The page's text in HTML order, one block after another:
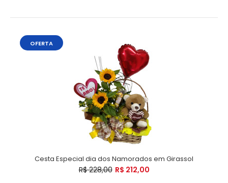
OFERTA
Cesta Especial dia dos Namorados em Girassol
R$ 228,00 R$ 212,00